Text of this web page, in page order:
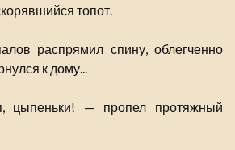
топот.
распрямил спину, облегченно
к дому...
— пропел протяжный